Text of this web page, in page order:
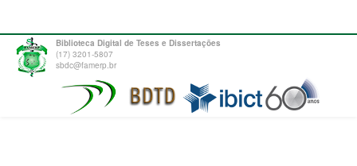
Biblioteca Digital de Teses e Dissertações
(17) 3201-5807
sbdc@famerp.br